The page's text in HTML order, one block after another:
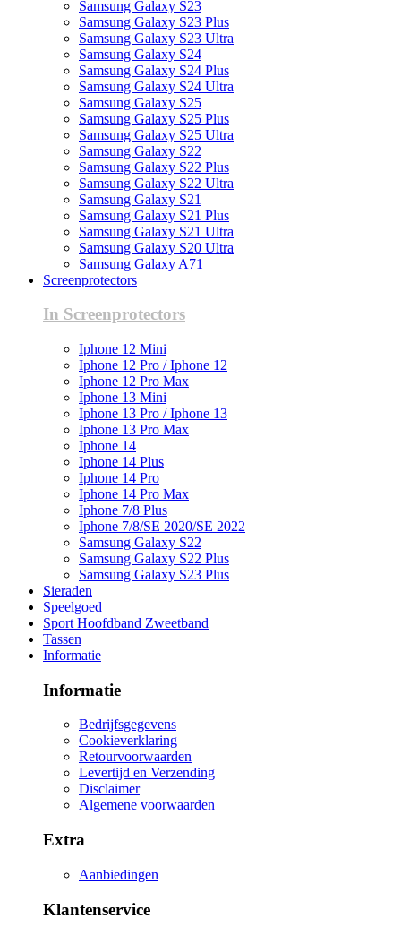
Samsung Galaxy S23
Samsung Galaxy S23 Plus
Samsung Galaxy S23 Ultra
Samsung Galaxy S24
Samsung Galaxy S24 Plus
Samsung Galaxy S24 Ultra
Samsung Galaxy S25
Samsung Galaxy S25 Plus
Samsung Galaxy S25 Ultra
Samsung Galaxy S22
Samsung Galaxy S22 Plus
Samsung Galaxy S22 Ultra
Samsung Galaxy S21
Samsung Galaxy S21 Plus
Samsung Galaxy S21 Ultra
Samsung Galaxy S20 Ultra
Samsung Galaxy A71
Screenprotectors
In Screenprotectors
Iphone 12 Mini
Iphone 12 Pro / Iphone 12
Iphone 12 Pro Max
Iphone 13 Mini
Iphone 13 Pro / Iphone 13
Iphone 13 Pro Max
Iphone 14
Iphone 14 Plus
Iphone 14 Pro
Iphone 14 Pro Max
Iphone 7/8 Plus
Iphone 7/8/SE 2020/SE 2022
Samsung Galaxy S22
Samsung Galaxy S22 Plus
Samsung Galaxy S23 Plus
Sieraden
Speelgoed
Sport Hoofdband Zweetband
Tassen
Informatie
Informatie
Bedrijfsgegevens
Cookieverklaring
Retourvoorwaarden
Levertijd en Verzending
Disclaimer
Algemene voorwaarden
Extra
Aanbiedingen
Klantenservice